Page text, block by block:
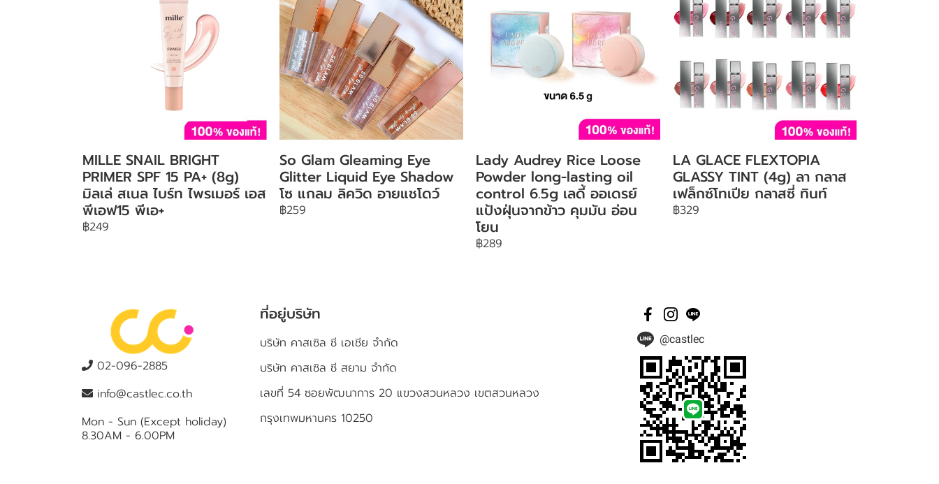
MILLE SNAIL BRIGHT
PRIMER SPF 15 PA+ (8g)
มิลเล่ สเนล ไบร์ท ไพรเมอร์ เอส
พีเอฟ15 พีเอ+
฿249
So Glam Gleaming Eye
Glitter Liquid Eye Shadow
โซ แกลม ลิควิด อายแชโดว์
฿259
Lady Audrey Rice Loose
Powder long-lasting oil
control 6.5g เลดี้ ออเดรย์
แป้งฝุ่นจากข้าว คุมมัน อ่อน
โยน
฿289
LA GLACE FLEXTOPIA
GLASSY TINT (4g) ลา กลาส
เฟล็กซ์โทเปีย กลาสซี่ ทินท์
฿329
02-096-2885
info@castlec.co.th
Mon - Sun (Except holiday)
8.30AM - 6.00PM
ที่อยู่บริษัท
บริษัท คาสเซิล ซี เอเชีย จำกัด
บริษัท คาสเซิล ซี สยาม จำกัด
เลขที่ 54 ซอยพัฒนาการ 20 แขวงสวนหลวง เขตสวนหลวง
กรุงเทพมหานคร 10250
@castlec